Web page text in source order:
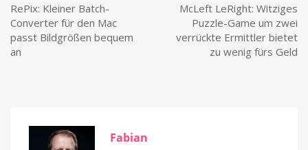
RePix: Kleiner Batch-
Converter für den Mac
passt Bildgrößen bequem
an
McLeft LeRight: Witziges
Puzzle-Game um zwei
verrückte Ermittler bietet
zu wenig fürs Geld
Fabian